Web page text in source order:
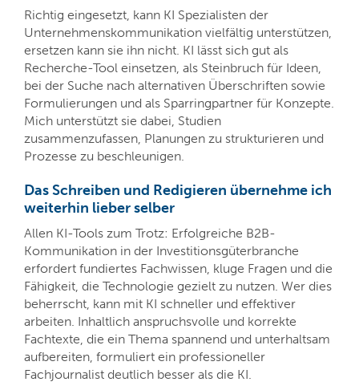
Richtig eingesetzt, kann KI Spezialisten der
Unternehmenskommunikation vielfältig unterstützen,
ersetzen kann sie ihn nicht. KI lässt sich gut als
Recherche-Tool einsetzen, als Steinbruch für Ideen,
bei der Suche nach alternativen Überschriften sowie
Formulierungen und als Sparringpartner für Konzepte.
Mich unterstützt sie dabei, Studien
zusammenzufassen, Planungen zu strukturieren und
Prozesse zu beschleunigen.
Das Schreiben und Redigieren übernehme ich
weiterhin lieber selber
Allen KI-Tools zum Trotz: Erfolgreiche B2B-
Kommunikation in der Investitionsgüterbranche
erfordert fundiertes Fachwissen, kluge Fragen und die
Fähigkeit, die Technologie gezielt zu nutzen. Wer dies
beherrscht, kann mit KI schneller und effektiver
arbeiten. Inhaltlich anspruchsvolle und korrekte
Fachtexte, die ein Thema spannend und unterhaltsam
aufbereiten, formuliert ein professioneller
Fachjournalist deutlich besser als die KI.